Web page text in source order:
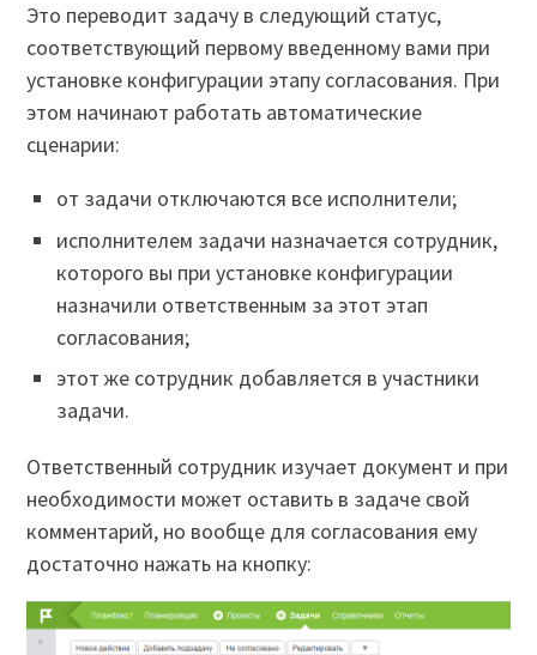
Это переводит задачу в следующий статус,
соответствующий первому введенному вами при
установке конфигурации этапу согласования. При
этом начинают работать автоматические
сценарии:
от задачи отключаются все исполнители;
исполнителем задачи назначается сотрудник,
которого вы при установке конфигурации
назначили ответственным за этот этап
согласования;
этот же сотрудник добавляется в участники
задачи.
Ответственный сотрудник изучает документ и при
необходимости может оставить в задаче свой
комментарий, но вообще для согласования ему
достаточно нажать на кнопку: